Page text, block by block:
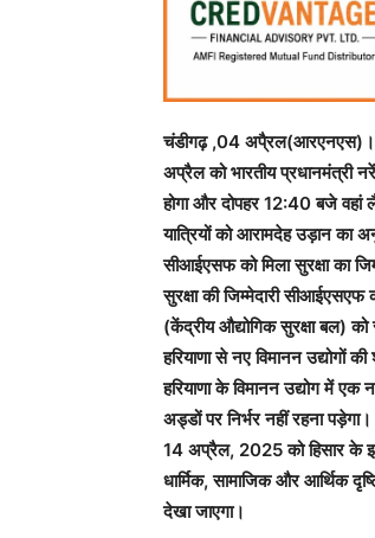
चंडीगढ़ ,04 अपै्रल(आरएनएस)।
अप्रैल को भारतीय प्रधानमंत्री
होगा और दोपहर 12:40 बजे वहां
यात्रियों को आरामदेह उड़ान का
सीआईएसफ को मिला सुरक्षा का
सुरक्षा की जिम्मेदारी सीआईएसएफ
(केंद्रीय औद्योगिक सुरक्षा बल) को
हरियाणा से नए विमानन उद्योगों
हरियाणा के विमानन उद्योग में
अड्डों पर निर्भर नहीं रहना
14 अप्रैल, 2025 को हिसार के
धार्मिक, सामाजिक और आर्थिक
देखा जाएगा।